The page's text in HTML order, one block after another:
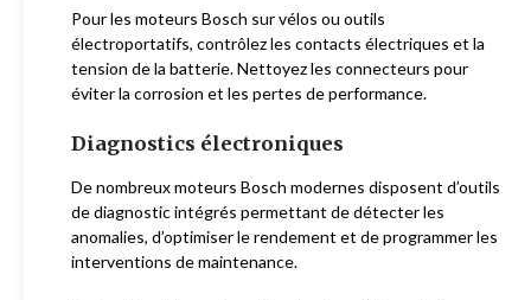
Pour les moteurs Bosch sur vélos ou outils
électroportatifs, contrôlez les contacts électriques et la
tension de la batterie. Nettoyez les connecteurs pour
éviter la corrosion et les pertes de performance.
Diagnostics électroniques
De nombreux moteurs Bosch modernes disposent d’outils
de diagnostic intégrés permettant de détecter les
anomalies, d’optimiser le rendement et de programmer les
interventions de maintenance.